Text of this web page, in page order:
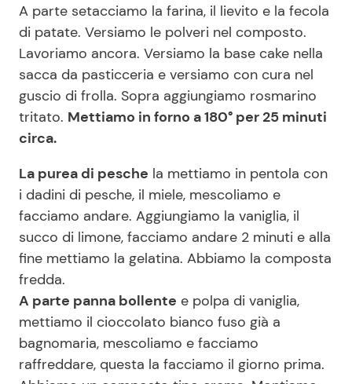
A parte setacciamo la farina, il lievito e la fecola
di patate. Versiamo le polveri nel composto.
Lavoriamo ancora. Versiamo la base cake nella
sacca da pasticceria e versiamo con cura nel
guscio di frolla. Sopra aggiungiamo rosmarino
tritato. Mettiamo in forno a 180° per 25 minuti
circa.
La purea di pesche la mettiamo in pentola con
i dadini di pesche, il miele, mescoliamo e
facciamo andare. Aggiungiamo la vaniglia, il
succo di limone, facciamo andare 2 minuti e alla
fine mettiamo la gelatina. Abbiamo la composta
fredda.
A parte panna bollente e polpa di vaniglia,
mettiamo il cioccolato bianco fuso già a
bagnomaria, mescoliamo e facciamo
raffreddare, questa la facciamo il giorno prima.